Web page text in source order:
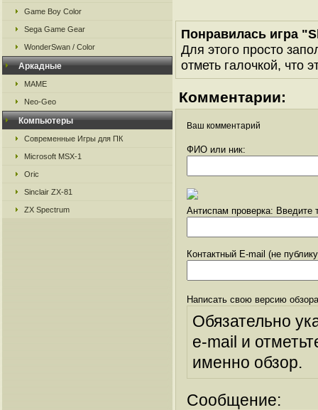
Game Boy Color
Sega Game Gear
WonderSwan / Color
Аркадные
MAME
Neo-Geo
Компьютеры
Современные Игры для ПК
Microsoft MSX-1
Oric
Sinclair ZX-81
ZX Spectrum
Понравилась игра
Для этого просто
отметь галочкой, что
Комментарии:
Ваш комментарий
ФИО или ник:
Антиспам проверка: Введите
Контактный E-mail (не
Написать свою версию
Обязательно
e-mail и
именно обзор.
Сообщение: